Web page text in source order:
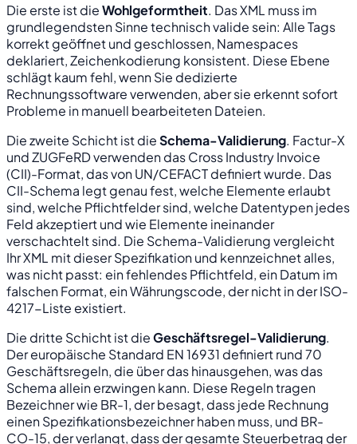
Die erste ist dieWohlgeformtheit. Das XML muss im
grundlegendsten Sinne technisch valide sein: Alle Tags
korrekt geöffnet und geschlossen, Namespaces
deklariert, Zeichenkodierung konsistent. Diese Ebene
schlägt kaum fehl, wenn Sie dedizierte
Rechnungssoftware verwenden, aber sie erkennt sofort
Probleme in manuell bearbeiteten Dateien.
Die zweite Schicht ist dieSchema-Validierung. Factur-X
und ZUGFeRD verwenden das Cross Industry Invoice
(CII)-Format, das von UN/CEFACT definiert wurde. Das
CII-Schema legt genau fest, welche Elemente erlaubt
sind, welche Pflichtfelder sind, welche Datentypen jedes
Feld akzeptiert und wie Elemente ineinander
verschachtelt sind. Die Schema-Validierung vergleicht
Ihr XML mit dieser Spezifikation und kennzeichnet alles,
was nicht passt: ein fehlendes Pflichtfeld, ein Datum im
falschen Format, ein Währungscode, der nicht in der ISO-
4217-Liste existiert.
Die dritte Schicht ist dieGeschäftsregel-Validierung.
Der europäische Standard EN 16931 definiert rund 70
Geschäftsregeln, die über das hinausgehen, was das
Schema allein erzwingen kann. Diese Regeln tragen
Bezeichner wie BR-1, der besagt, dass jede Rechnung
einen Spezifikationsbezeichner haben muss, und BR-
CO-15, der verlangt, dass der gesamte Steuerbetrag der